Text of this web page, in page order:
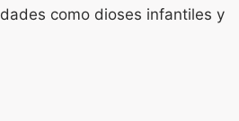
como dioses infantiles y